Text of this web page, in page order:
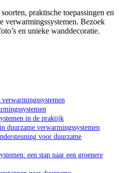
praktische toepassingen en
verwarmingssystemen. Bezoek
en unieke wanddecoratie.
in de praktijk
duurzame verwarmingssystemen
voor duurzame
een stap naar een groenere